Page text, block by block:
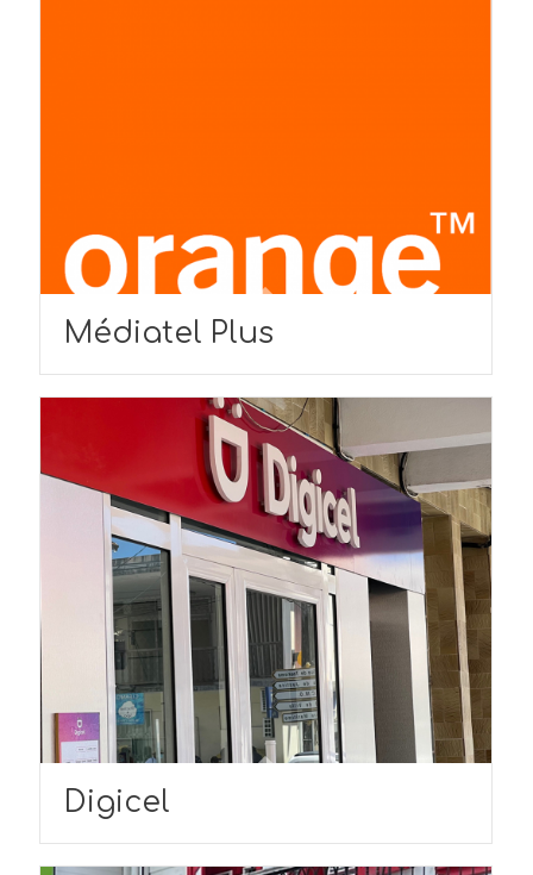
Médiatel Plus
Digicel